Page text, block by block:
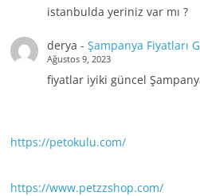
istanbulda yeriniz var mı ?
derya - Şampanya Fiyatları
Ağustos 9, 2023
fiyatlar iyiki güncel
https://petokulu.com/
https://www.petzzshop.com/